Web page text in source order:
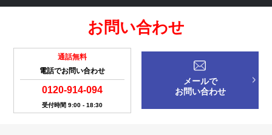
お問い合わせ
通話無料
電話でお問い合わせ
0120-914-094
受付時間 9:00 - 18:30
メールで
お問い合わせ